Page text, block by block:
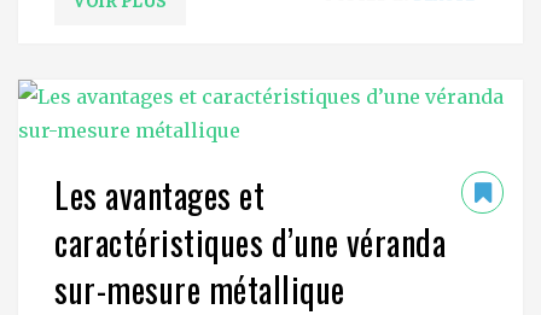
Les avantages et
caractéristiques d’une véranda
sur-mesure métallique